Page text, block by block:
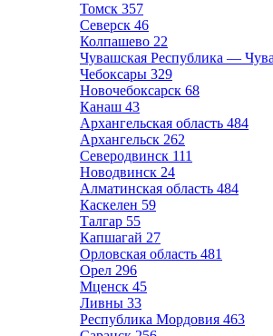
Томск 357
Северск 46
Колпашево 22
Чувашская Республика —
Чебоксары 329
Новочебоксарск 68
Канаш 43
Архангельская область 484
Архангельск 262
Северодвинск 111
Новодвинск 24
Алматинская область 484
Каскелен 59
Талгар 55
Капшагай 27
Орловская область 481
Орел 296
Мценск 45
Ливны 33
Республика Мордовия 463